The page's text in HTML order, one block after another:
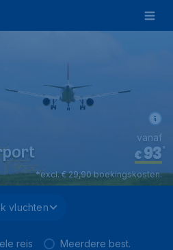
€93*
vanaf
*excl. € 29,90 boekingskosten.
vluchten
reis Meerdere best.